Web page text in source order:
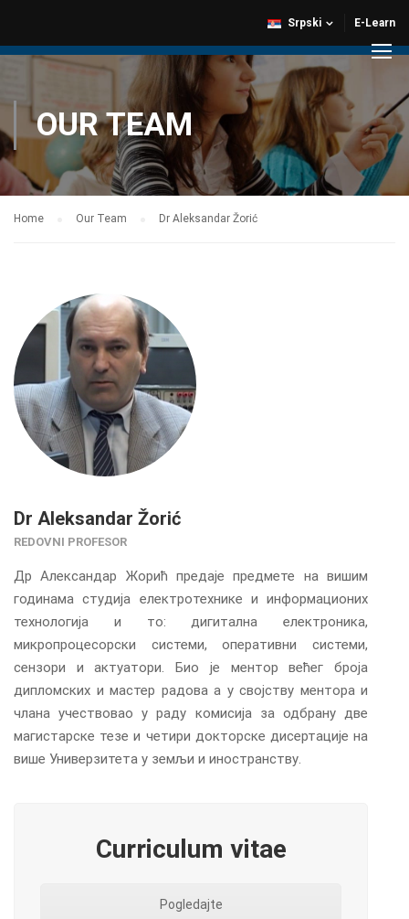
E-Learn
Srpski
OUR TEAM
Home Our Team Dr Aleksandar Žorić
Dr Aleksandar Žorić
REDOVNI PROFESOR
Др Александар Жорић предаје предмете на вишим
годинама студија електротехнике и информационих
технологија и то: дигитална електроника,
микропроцесорски системи, оперативни системи,
сензори и актуатори. Био је ментор већег броја
дипломских и мастер радова а у својству ментора и
члана учествовао у раду комисија за одбрану две
магистарске тезе и четири докторске дисертације на
више Универзитета у земљи и иностранству.
Curriculum vitae
Pogledajte